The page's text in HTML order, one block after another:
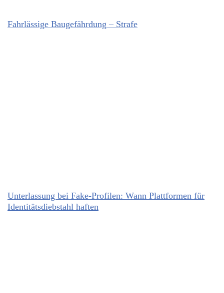
Fahrlässige Baugefährdung – Strafe
Unterlassung bei Fake-Profilen: Wann Plattformen für
Identitätsdiebstahl haften